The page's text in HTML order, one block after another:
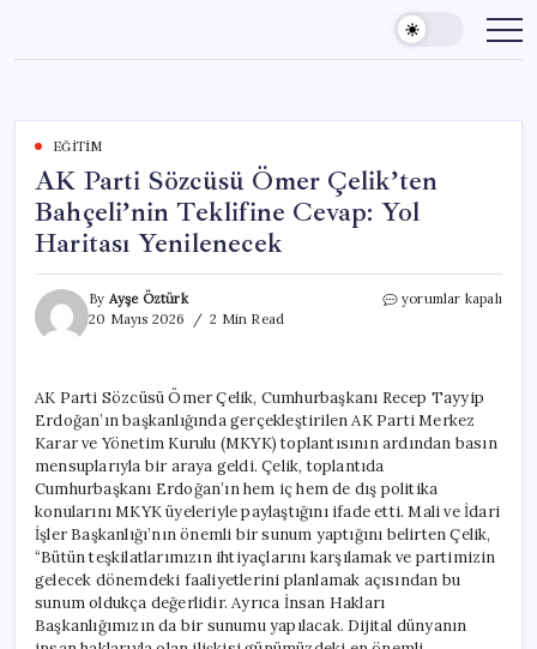
content
EĞITIM
AK Parti Sözcüsü Ömer Çelik’ten
Bahçeli’nin Teklifine Cevap: Yol
Haritası Yenilenecek
By Ayşe Öztürk
20 Mayıs 2026
2 Min Read
AK
Bahçeli’nin
Teklifine
Cevap:
Haritası
Yenilenecek
için
yorumlar kapalı
AK Parti Sözcüsü Ömer Çelik, Cumhurbaşkanı Recep Tayyip
Erdoğan’ın başkanlığında gerçekleştirilen AK Parti Merkez
Karar ve Yönetim Kurulu (MKYK) toplantısının ardından basın
mensuplarıyla bir araya geldi. Çelik, toplantıda
Cumhurbaşkanı Erdoğan’ın hem iç hem de dış politika
konularını MKYK üyeleriyle paylaştığını ifade etti. Mali ve İdari
İşler Başkanlığı’nın önemli bir sunum yaptığını belirten Çelik,
“Bütün teşkilatlarımızın ihtiyaçlarını karşılamak ve partimizin
gelecek dönemdeki faaliyetlerini planlamak açısından bu
sunum oldukça değerlidir. Ayrıca İnsan Hakları
Başkanlığımızın da bir sunumu yapılacak. Dijital dünyanın